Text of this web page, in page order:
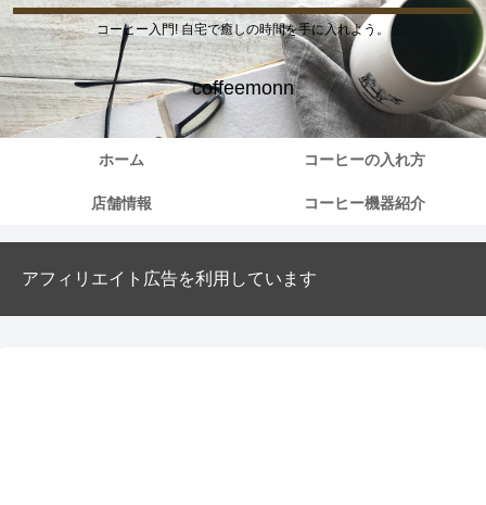
コーヒー入門! 自宅で癒しの時間を手に入れよう。
coffeemonn
ホーム コーヒーの入れ方
店舗情報 コーヒー機器紹介
アフィリエイト広告を利用しています